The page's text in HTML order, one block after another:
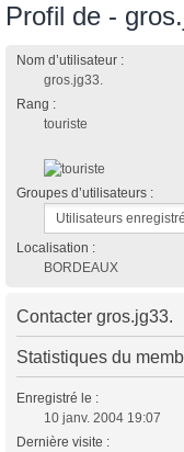
Profil de -
Nom d’utilisateur :
gros.jg33.
Rang :
touriste
Groupes d’utilisateurs :
Localisation :
BORDEAUX
Contacter gros.jg33.
Statistiques du
Enregistré le :
10 janv. 2004 19:07
Dernière visite :